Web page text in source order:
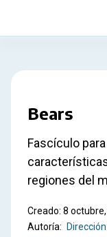
Bears
Fascículo
regiones del
Creado: 8
Autoría: